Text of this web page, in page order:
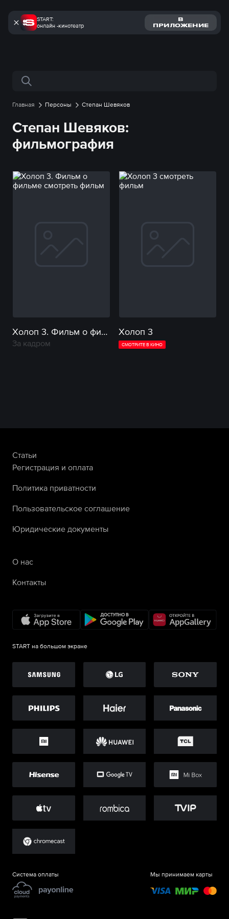
START:
онлайн -кинотеатр
В
ПРИЛОЖЕНИЕ
Поиск по сайту
Главная Персоны Степан Шевяков
Степан Шевяков:
фильмография
Холоп 3. Фильм о фильме
За кадром
Холоп 3
СМОТРИТЕ В КИНО
Статьи
Регистрация и оплата
Политика приватности
Пользовательское соглашение
Юридические документы
О нас
Контакты
START на большом экране
Система оплаты Мы принимаем карты